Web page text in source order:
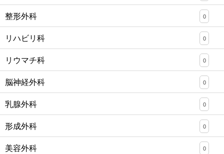
整形外科 0
リハビリ科 0
リウマチ科 0
脳神経外科 0
乳腺外科 0
形成外科 0
美容外科 0